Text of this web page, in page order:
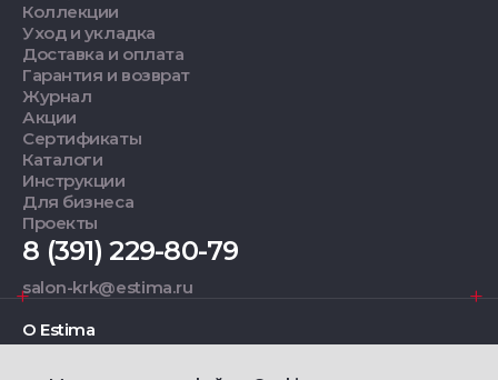
Коллекции
Уход и укладка
Доставка и оплата
Гарантия и возврат
Журнал
Акции
Сертификаты
Каталоги
Инструкции
Для бизнеса
Проекты
8 (391) 229-80-79
salon-krk@estima.ru
О Estima